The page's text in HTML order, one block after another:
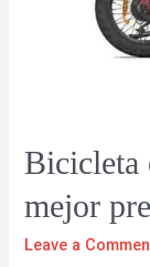
Bicicleta
mejor
Leave a